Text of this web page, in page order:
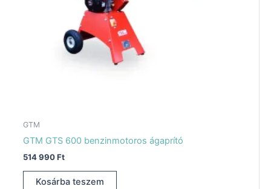
GTM
GTM GTS 600 benzinmotoros ágaprító
514 990Ft
Kosárba teszem